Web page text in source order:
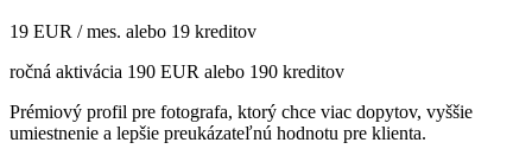
19 EUR / mes. alebo 19 kreditov
ročná aktivácia 190 EUR alebo 190 kreditov
Prémiový profil pre fotografa, ktorý chce viac dopytov, vyššie
umiestnenie a lepšie preukázateľnú hodnotu pre klienta.